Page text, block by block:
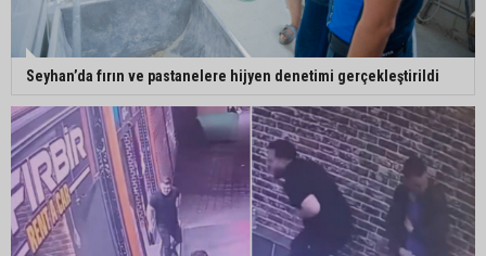
Seyhan’da fırın ve pastanelere hijyen denetimi gerçekleştirildi